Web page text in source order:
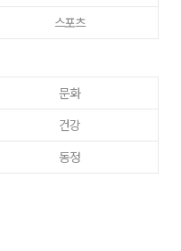
스포츠
문화
건강
동정